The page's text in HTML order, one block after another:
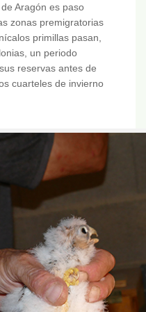
Aragón es paso
zonas premigratorias
primillas pasan,
un periodo
reservas antes de
cuarteles de invierno